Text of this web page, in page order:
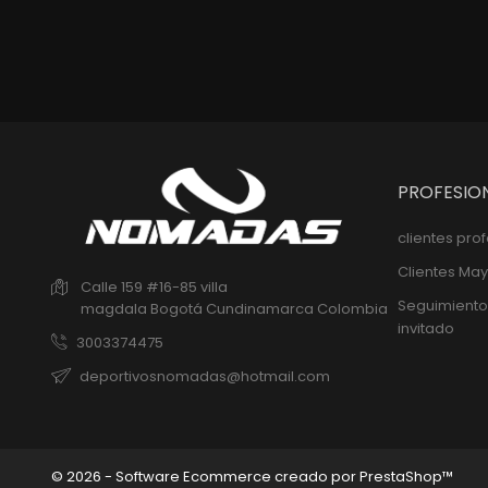
Calle 159 #16-85 villa
magdala Bogotá Cundinamarca Colombia
3003374475
deportivosnomadas@hotmail.com
clientes
Clientes
invitado
© 2026 - Software Ecommerce creado por PrestaShop™